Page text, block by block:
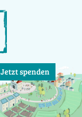
Jetzt spenden